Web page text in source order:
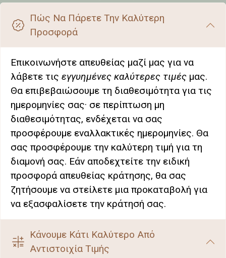
Πώς Να Πάρετε Την Καλύτερη
Προσφορά
Επικοινωνήστε απευθείας μαζί μας για να
λάβετε τις εγγυημένες καλύτερες τιμές μας.
Θα επιβεβαιώσουμε τη διαθεσιμότητα για τις
ημερομηνίες σας· σε περίπτωση μη
διαθεσιμότητας, ενδέχεται να σας
προσφέρουμε εναλλακτικές ημερομηνίες. Θα
σας προσφέρουμε την καλύτερη τιμή για τη
διαμονή σας. Εάν αποδεχτείτε την ειδική
προσφορά απευθείας κράτησης, θα σας
ζητήσουμε να στείλετε μια προκαταβολή για
να εξασφαλίσετε την κράτησή σας.
Κάνουμε Κάτι Καλύτερο Από
Αντιστοιχία Τιμής